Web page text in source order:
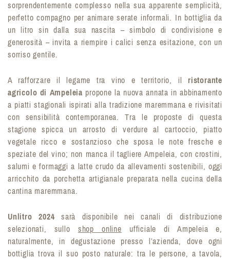
sorprendentemente complesso nella sua apparente semplicità,
perfetto compagno per animare serate informali. In bottiglia da
un litro sin dalla sua nascita – simbolo di condivisione e
generosità – invita a riempire i calici senza esitazione, con un
sorriso gentile.
A rafforzare il legame tra vino e territorio, il ristorante
agricolo di Ampeleia propone la nuova annata in abbinamento
a piatti stagionali ispirati alla tradizione maremmana e rivisitati
con sensibilità contemporanea. Tra le proposte di questa
stagione spicca un arrosto di verdure al cartoccio, piatto
vegetale ricco e sostanzioso che sposa le note fresche e
speziate del vino; non manca il tagliere Ampeleia, con crostini,
salumi e formaggi a latte crudo da allevamenti sostenibili, oggi
arricchito da porchetta artigianale preparata nella cucina della
cantina maremmana.
Unlitro 2024 sarà disponibile nei canali di distribuzione
selezionati, sullo shop online ufficiale di Ampeleia e,
naturalmente, in degustazione presso l’azienda, dove ogni
bottiglia trova il suo posto naturale: tra le persone, a tavola,